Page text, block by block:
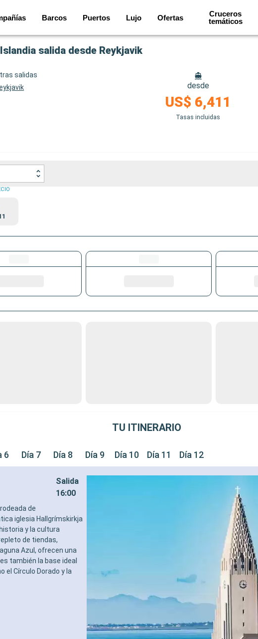
Barcos Puertos Lujo Ofertas
Cruceros
temáticos
salida desde Reykjavik
salidas
desde
US$ 6,411
Tasas incluidas
TU ITINERARIO
6 Día 7 Día 8 Día 9 Día 10 Día 11 Día 12
Salida
16:00
de
iglesia Hallgrímskirkja
y la cultura
de tiendas,
Azul, ofrecen una
también la base ideal
el Círculo Dorado y la